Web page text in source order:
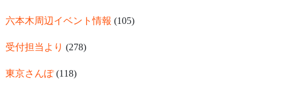
六本木周辺イベント情報 (105)
受付担当より (278)
東京さんぽ(118)